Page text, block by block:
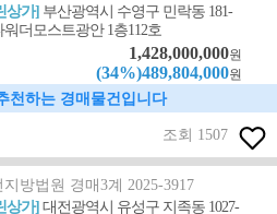
상가] 부산광역시 수영구 민락동 181-
워더모스트광안 1층112호
1,428,000,000원
(34%)489,804,000원
천하는 경매물건입니다
조회 1507
지방법원 경매3계 2025-3917
상가]대전광역시 유성구 지족동 1027-